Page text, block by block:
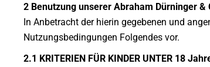
2 Benutzung unserer Abraham Dürninger &
In Anbetracht der hierin gegebenen und
Nutzungsbedingungen Folgendes vor.
2.1 KRITERIEN FÜR KINDER UNTER 18